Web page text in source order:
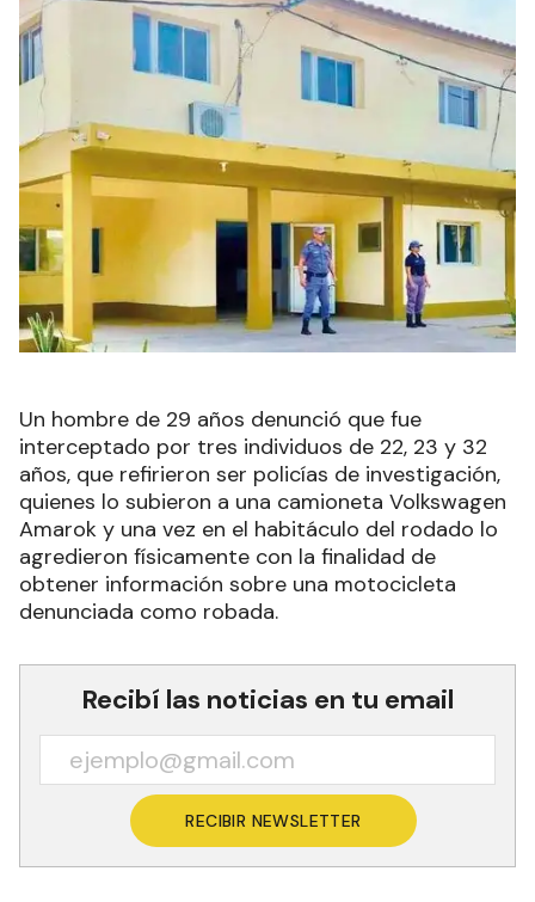
Un hombre de 29 años denunció que fue
interceptado por tres individuos de 22, 23 y 32
años, que refirieron ser policías de investigación,
quienes lo subieron a una camioneta Volkswagen
Amarok y una vez en el habitáculo del rodado lo
agredieron físicamente con la finalidad de
obtener información sobre una motocicleta
denunciada como robada.
Recibí las noticias en tu email
RECIBIR NEWSLETTER